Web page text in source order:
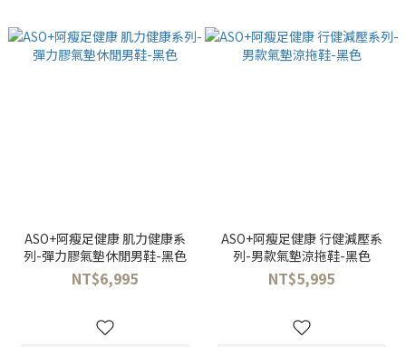
ASO+阿瘦足健康 肌力健康系
列-彈力膠氣墊休閒男鞋-黑色
NT$6,995
ASO+阿瘦足健康 行健減壓系
列-男款氣墊涼拖鞋-黑色
NT$5,995